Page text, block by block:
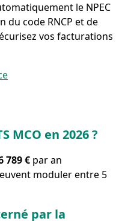
le NPEC
du code RNCP et de
vos facturations
MCO en 2026 ?
789 € par an
moduler entre 5
par la